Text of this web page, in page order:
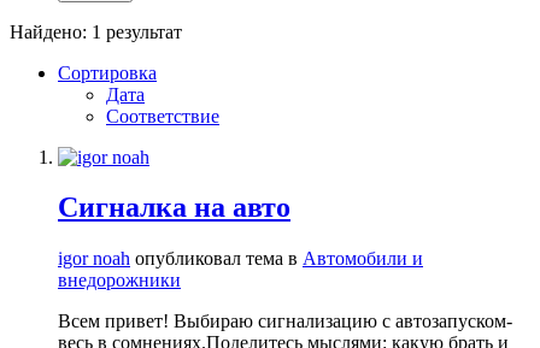
Найдено: 1 результат
Сортировка
Дата
Соответствие
Сигналка на авто
igor noah опубликовал тема в Автомобили и
внедорожники
Всем привет! Выбираю сигнализацию с автозапуском-
весь в сомнениях.Поделитесь мыслями: какую брать и